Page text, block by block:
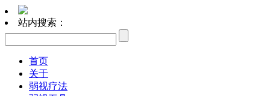
站内搜索：
首页
关于
弱视疗法